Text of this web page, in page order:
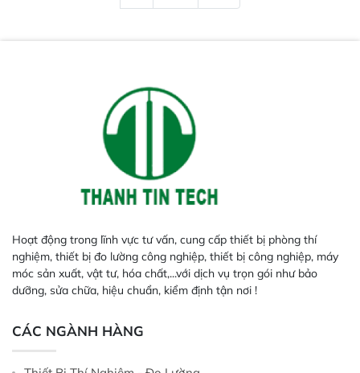
đảm bảo độ chính xác và khả
Hoạt động trong lĩnh vực tư vấn, cung cấp thiết bị phòng thí
nghiệm, thiết bị đo lường công nghiệp, thiết bị công nghiệp, máy
móc sản xuất, vật tư, hóa chất,...với dịch vụ trọn gói như bảo
dưỡng, sửa chữa, hiệu chuẩn, kiểm định tận nơi !
CÁC NGÀNH HÀNG